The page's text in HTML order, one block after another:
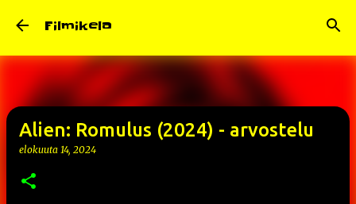
Filmikela
Alien: Romulus (2024) - arvostelu
elokuuta 14, 2024